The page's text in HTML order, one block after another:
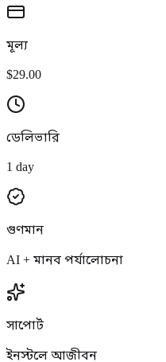
মূল্য
$29.00
ডেলিভারি
1 day
গুণমান
AI + মানব পর্যালোচনা
সাপোর্ট
ইনস্টলে আজীবন